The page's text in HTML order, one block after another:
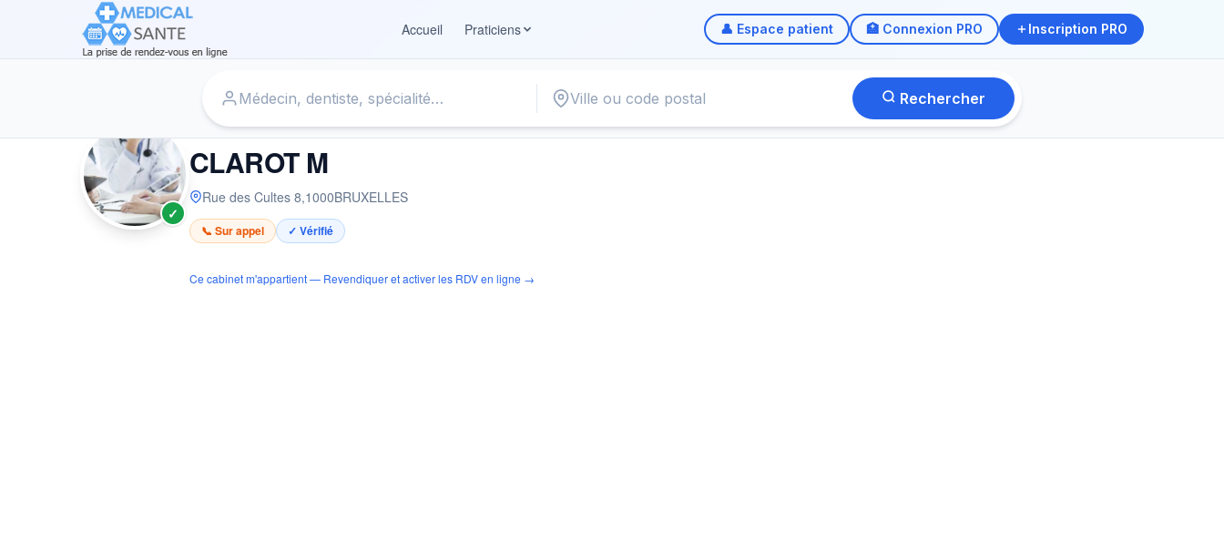
Accueil
Praticiens 👤 Espace patient 🏥 Connexion PRO Inscription PRO
Rechercher
✓
MÉDECIN
CLAROT M
Rue des Cultes 8,1000BRUXELLES
📞 Sur appel ✓ Vérifié
Ce cabinet m'appartient — Revendiquer et activer les RDV en ligne →